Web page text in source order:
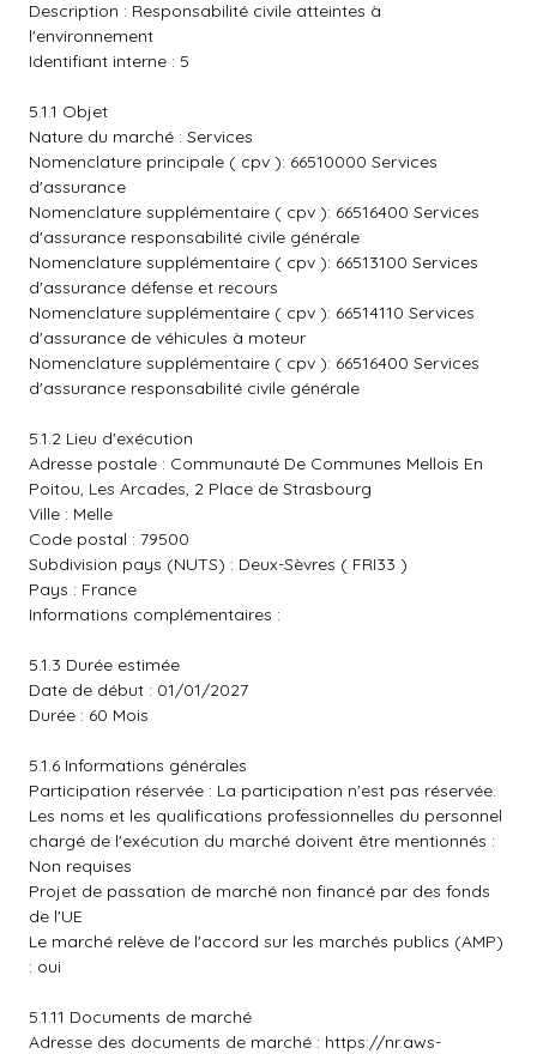
Description : Responsabilité civile atteintes à
l'environnement
Identifiant interne : 5
5.1.1 Objet
Nature du marché : Services
Nomenclature principale ( cpv ): 66510000 Services
d'assurance
Nomenclature supplémentaire ( cpv ): 66516400 Services
d'assurance responsabilité civile générale
Nomenclature supplémentaire ( cpv ): 66513100 Services
d'assurance défense et recours
Nomenclature supplémentaire ( cpv ): 66514110 Services
d'assurance de véhicules à moteur
Nomenclature supplémentaire ( cpv ): 66516400 Services
d'assurance responsabilité civile générale
5.1.2 Lieu d'exécution
Adresse postale : Communauté De Communes Mellois En
Poitou, Les Arcades, 2 Place de Strasbourg
Ville : Melle
Code postal : 79500
Subdivision pays (NUTS) : Deux-Sèvres ( FRI33 )
Pays : France
Informations complémentaires :
5.1.3 Durée estimée
Date de début : 01/01/2027
Durée : 60 Mois
5.1.6 Informations générales
Participation réservée : La participation n'est pas réservée.
Les noms et les qualifications professionnelles du personnel
chargé de l'exécution du marché doivent être mentionnés :
Non requises
Projet de passation de marché non financé par des fonds
de l'UE
Le marché relève de l'accord sur les marchés publics (AMP)
: oui
5.1.11 Documents de marché
Adresse des documents de marché : https://nr.aws-